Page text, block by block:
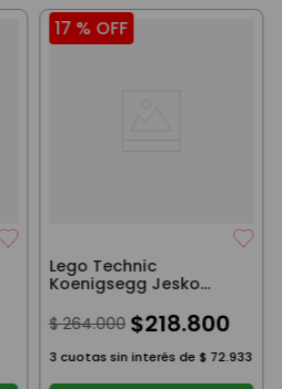
17 % OFF
Lego Technic
Koenigsegg Jesko
Absolut Grey Hypercar
$ 264.000 $218.800
3 cuotas sin interés de $ 72.933